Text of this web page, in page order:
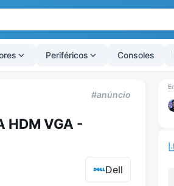
Periféricos Consoles
#anúncio
HDM VGA -
Dell